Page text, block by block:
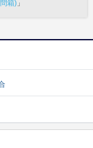
箱) 」